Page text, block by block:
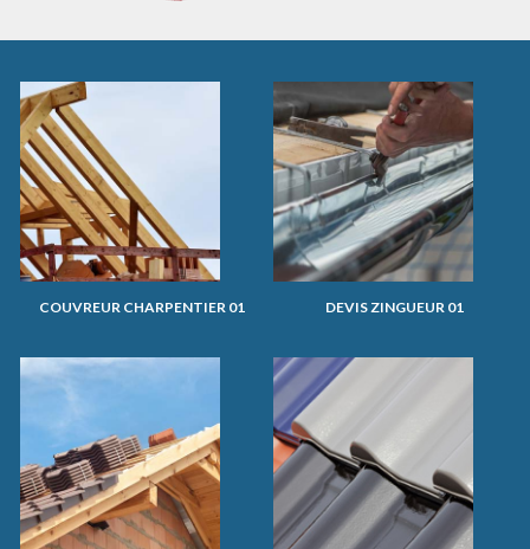
COUVREUR CHARPENTIER 01 DEVIS ZINGUEUR 01